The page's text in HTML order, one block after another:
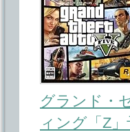
グランド・
ィング「Z」